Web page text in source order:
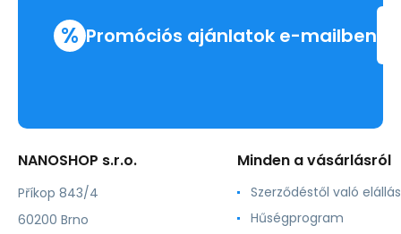
% Promóciós ajánlatok e-mailben
NANOSHOP s.r.o.
Příkop 843/4
60200 Brno
Minden a vásárlásról
Szerződéstől való elállás
Hűségprogram